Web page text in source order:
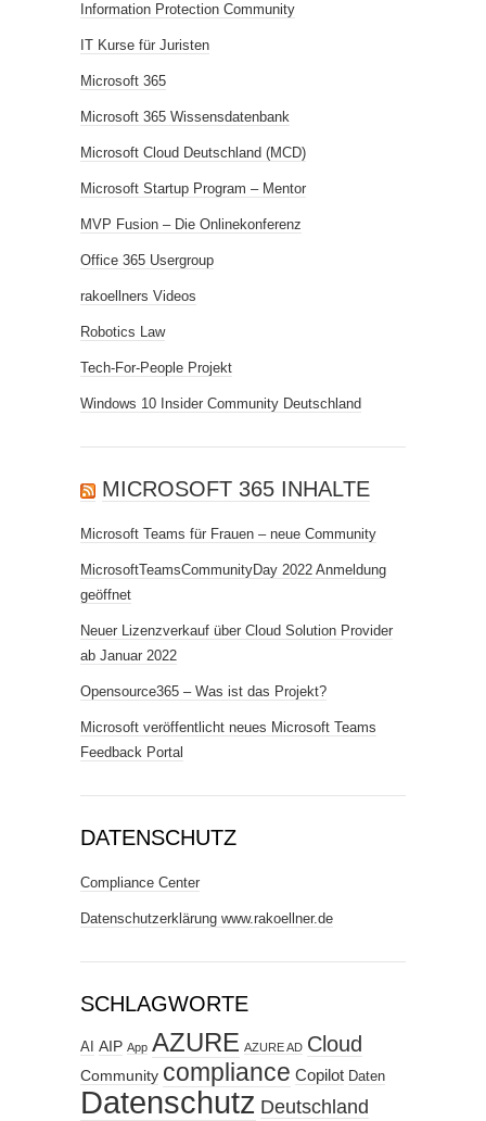
Information Protection Community
IT Kurse für Juristen
Microsoft 365
Microsoft 365 Wissensdatenbank
Microsoft Cloud Deutschland (MCD)
Microsoft Startup Program – Mentor
MVP Fusion – Die Onlinekonferenz
Office 365 Usergroup
rakoellners Videos
Robotics Law
Tech-For-People Projekt
Windows 10 Insider Community Deutschland
MICROSOFT 365 INHALTE
Microsoft Teams für Frauen – neue Community
MicrosoftTeamsCommunityDay 2022 Anmeldung
geöffnet
Neuer Lizenzverkauf über Cloud Solution Provider
ab Januar 2022
Opensource365 – Was ist das Projekt?
Microsoft veröffentlicht neues Microsoft Teams
Feedback Portal
DATENSCHUTZ
Compliance Center
Datenschutzerklärung www.rakoellner.de
SCHLAGWORTE
AI AIP App AZURE AZURE AD Cloud
Community compliance Copilot Daten
Datenschutz Deutschland